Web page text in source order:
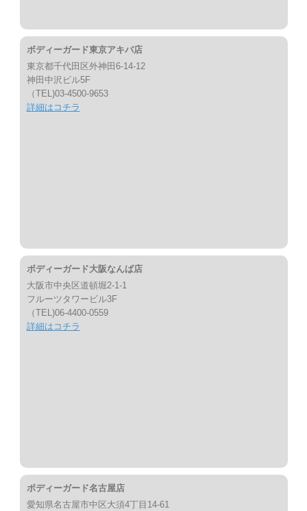
ボディーガード東京アキバ店
東京都千代田区外神田6-14-12
神田中沢ビル5F
（TEL)03-4500-9653
詳細はコチラ
ボディーガード大阪なんば店
大阪市中央区道頓堀2-1-1
フルーツタワービル3F
（TEL)06-4400-0559
詳細はコチラ
ボディーガード名古屋店
愛知県名古屋市中区大須4丁目14-61